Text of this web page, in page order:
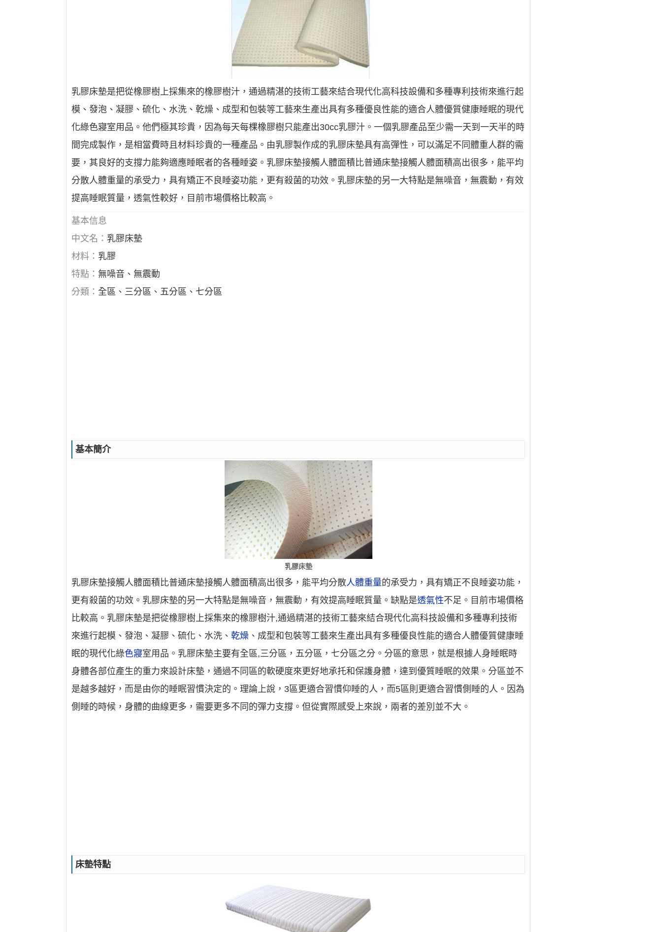
乳膠床墊是把從橡膠樹上採集來的橡膠樹汁，通過精湛的技術工藝來結合現代化高科技設備和多種專利技術來進行起
模、發泡、凝膠、硫化、水洗、乾燥、成型和包裝等工藝來生產出具有多種優良性能的適合人體優質健康睡眠的現代
化綠色寢室用品。他們極其珍貴，因為每天每棵橡膠樹只能產出30cc乳膠汁。一個乳膠產品至少需一天到一天半的時
間完成製作，是相當費時且材料珍貴的一種產品。由乳膠製作成的乳膠床墊具有高彈性，可以滿足不同體重人群的需
要，其良好的支撐力能夠適應睡眠者的各種睡姿。乳膠床墊接觸人體面積比普通床墊接觸人體面積高出很多，能平均
分散人體重量的承受力，具有矯正不良睡姿功能，更有殺菌的功效。乳膠床墊的另一大特點是無噪音，無震動，有效
提高睡眠質量，透氣性較好，目前市場價格比較高。
基本信息
中文名：乳膠床墊
材料：乳膠
特點： 無噪音、無震動
分類： 全區、三分區、五分區、七分區
基本簡介
乳膠床墊
乳膠床墊接觸人體面積比普通床墊接觸人體面積高出很多，能平均分散人體重量的承受力，具有矯正不良睡姿功能，
更有殺菌的功效。乳膠床墊的另一大特點是無噪音，無震動，有效提高睡眠質量。缺點是透氣性不足。目前市場價格
比較高。乳膠床墊是把從橡膠樹上採集來的橡膠樹汁,通過精湛的技術工藝來結合現代化高科技設備和多種專利技術
來進行起模、發泡、凝膠、硫化、水洗、乾燥 、成型和包裝等工藝來生產出具有多種優良性能的適合人體優質健康睡
眠的現代化綠色寢室用品。乳膠床墊主要有全區,三分區，五分區，七分區之分。分區的意思，就是根據人身睡眠時
身體各部位產生的重力來設計床墊，通過不同區的軟硬度來更好地承托和保護身體，達到優質睡眠的效果。分區並不
是越多越好，而是由你的睡眠習慣決定的。理論上說，3區更適合習慣仰睡的人，而5區則更適合習慣側睡的人。因為
側睡的時候，身體的曲線更多，需要更多不同的彈力支撐。但從實際感受上來說，兩者的差別並不大。
床墊特點